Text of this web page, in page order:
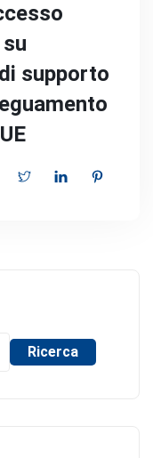
supporto
Ricerca